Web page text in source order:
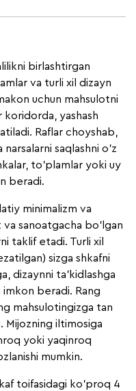
birlashtirgan
va turli xil dizayn
uchun mahsulotni
koridorda, yashash
Raflar choyshab,
saqlashni o'z
to'plamlar yoki uy
beradi.
minimalizm va
va sanoatgacha bo'lgan
taklif etadi. Turli xil
sizga shkafni
dizaynni ta'kidlashga
beradi. Rang
mahsulotingizga tan
Mijozning iltimosiga
yoki yaqinroq
mumkin.
toifasidagi ko'proq 4